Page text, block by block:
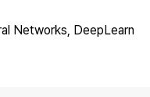
Networks, DeepLearn